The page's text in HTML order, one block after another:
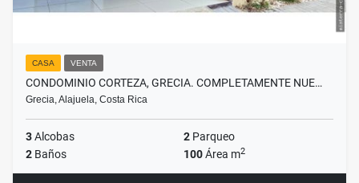
CASA VENTA
CONDOMINIO CORTEZA, GRECIA. COMPLETAMENTE NUE…
Grecia, Alajuela, Costa Rica
3Alcobas 2 Parqueo
2 Baños 100Área m2